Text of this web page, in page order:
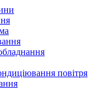
повітря